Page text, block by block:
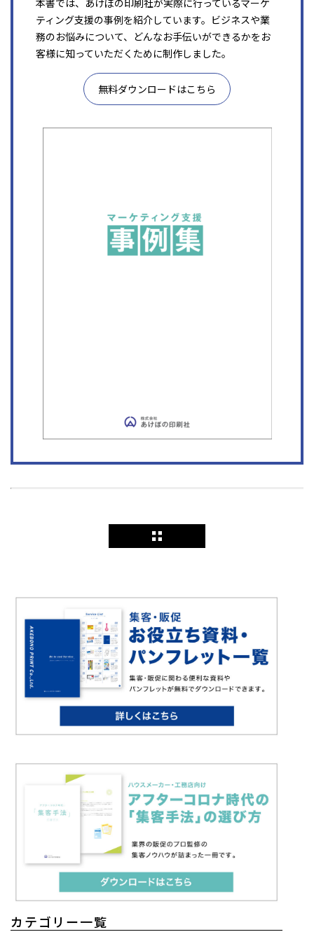
カテゴリー一覧
本書では、あけぼの印刷社が実際に行っているマーケ
ティング支援の事例を紹介しています。ビジネスや業
務のお悩みについて、どんなお手伝いができるかをお
客様に知っていただくために制作しました。
無料ダウンロードはこちら